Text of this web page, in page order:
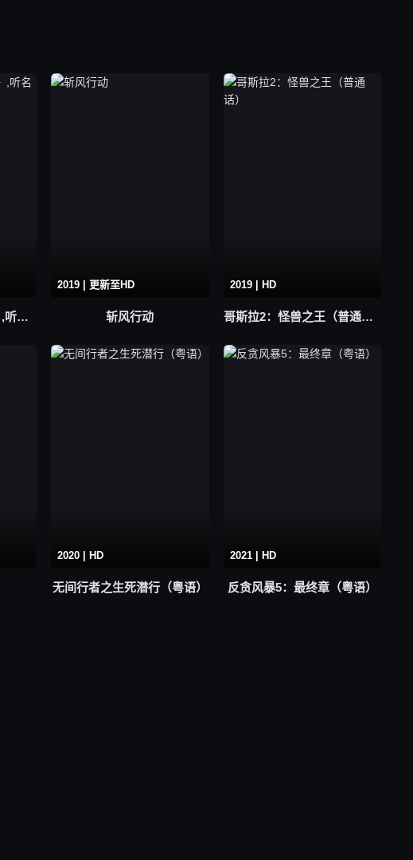
《一周不死,全额退款》,听名字就知道这片烂不了
2019 | 更新至HD
斩风行动
2019 | HD
哥斯拉2：怪兽之王（普通话）
2020 | HD
无间行者之生死潜行（粤语）
2021 | HD
反贪风暴5：最终章（粤语）